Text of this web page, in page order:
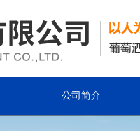
公司简介